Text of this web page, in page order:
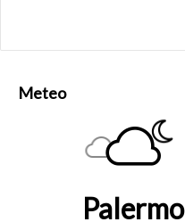
Meteo
Palermo